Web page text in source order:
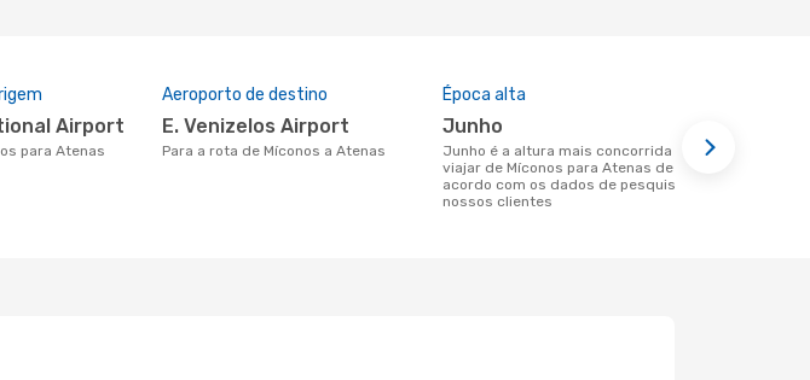
Airport
para Atenas
Aeroporto de destino
E. Venizelos Airport
Para a rota de Míconos a Atenas
Época alta
junho
junho é a altura mais concorrida para
viajar de Míconos para Atenas de
acordo com os dados de pesquisa dos
nossos clientes